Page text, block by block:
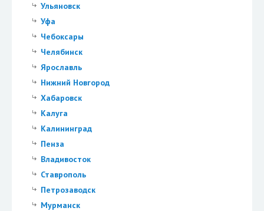
Ульяновск
Уфа
Чебоксары
Челябинск
Ярославль
Нижний Новгород
Хабаровск
Калуга
Калининград
Пенза
Владивосток
Ставрополь
Петрозаводск
Мурманск